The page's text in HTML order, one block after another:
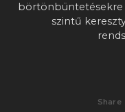
börtönbüntetésekre
szintű
Share